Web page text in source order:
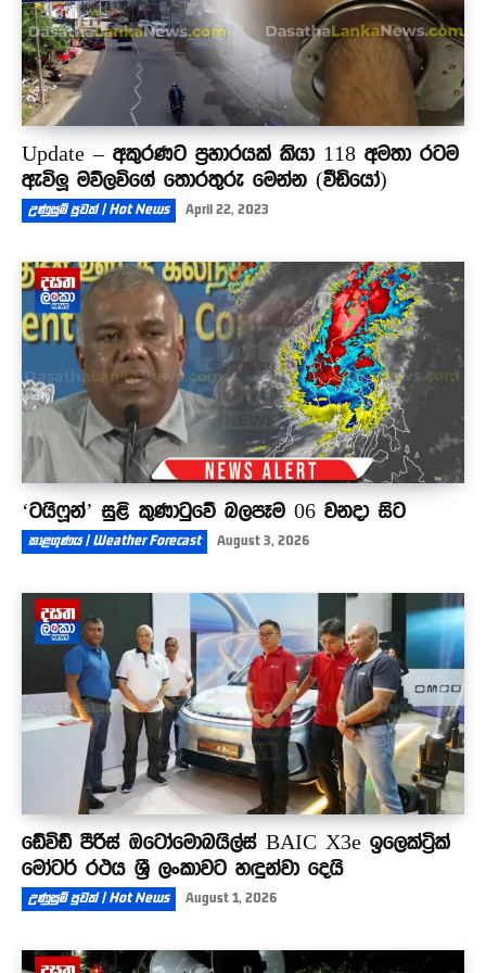
Update – අකුරණට ප්‍රහාරයක් කියා 118 අමතා රටම
ඇවිලූ මව්ලවිගේ තොරතුරු මෙන්න (වීඩියෝ)
උණුසුම් පුවත් | Hot News April 22, 2023
‘ටයිෆූන්’ සුළි කුණාටුවේ බලපෑම 06 වනදා සිට
කාළගුණය | Weather Forecast August 3, 2026
ඩේවිඩ් පීරිස් ඔටෝමොබයිල්ස් BAIC X3e ඉලෙක්ට්‍රික්
මෝටර් රථය ශ්‍රී ලංකාවට හඳුන්වා දෙයි
උණුසුම් පුවත් | Hot News August 1, 2026